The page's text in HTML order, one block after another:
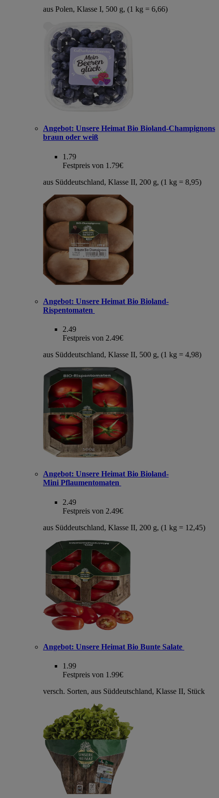
aus Polen, Klasse I, 500 g, (1 kg = 6,66)
Angebot: Unsere Heimat Bio Bioland-Champignons
braun oder weiß
1.79
Festpreis von 1.79€
aus Süddeutschland, Klasse II, 200 g, (1 kg = 8,95)
Angebot: Unsere Heimat Bio Bioland-
Rispentomaten
2.49
Festpreis von 2.49€
aus Süddeutschland, Klasse II, 500 g, (1 kg = 4,98)
Angebot: Unsere Heimat Bio Bioland-
Mini Pflaumentomaten
2.49
Festpreis von 2.49€
aus Süddeutschland, Klasse II, 200 g, (1 kg = 12,45)
Angebot: Unsere Heimat Bio Bunte Salate
1.99
Festpreis von 1.99€
versch. Sorten, aus Süddeutschland, Klasse II, Stück